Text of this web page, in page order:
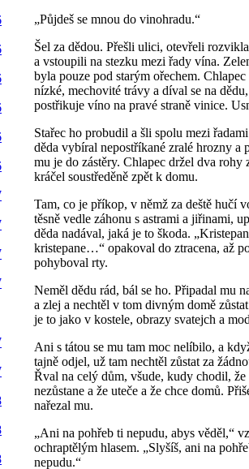
„Půjdeš se mnou do vinohradu.“
Šel za dědou. Přešli ulici, otevřeli
a vstoupili na stezku mezi řady vína.
byla pouze pod starým ořechem.
nízké, mechovité trávy a díval se na
postřikuje víno na pravé straně vinice.
Stařec ho probudil a šli spolu mezi
děda vybíral nepostříkané zralé hrozny a
mu je do zástěry. Chlapec držel dva rohy
kráčel soustředěně zpět k domu.
Tam, co je příkop, v němž za deště hučí
těsně vedle záhonu s astrami a jiřinami,
děda nadával, jaká je to škoda.
kristepane…“ opakoval do ztracena, až
pohyboval rty.
Neměl dědu rád, bál se ho. Připadal mu
a zlej a nechtěl v tom divným domě
je to jako v kostele, obrazy svatejch a
Ani s tátou se mu tam moc nelíbilo, a
tajně odjel, už tam nechtěl zůstat za
Řval na celý dům, všude, kudy chodil, že
nezůstane a že uteče a že chce domů.
nařezal mu.
„Ani na pohřeb ti nepudu, abys věděl,“
ochraptělým hlasem. „Slyšíš, ani na
nepudu.“